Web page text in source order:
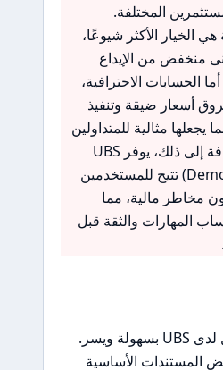
المختلفة.
الخيار الأكثر شيوعًا،
منخفض من الإيداع
الحسابات الاحترافية،
أسعار ضيقة وتنفيذ
مثالية للمتداولين
ذوي الخبرة. بالإضافة إلى ذلك، يوفر UBS
حسابات تجريبية (Demo) تتيح للمستخدمين
مخاطر مالية، مما
المهارات والثقة قبل
تتميز عملية التسجيل لدى UBS بسهولة ويسر.
المستندات الأساسية